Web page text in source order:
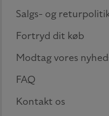
Salgs- og
Fortryd dit køb
Modtag vores
FAQ
Kontakt os